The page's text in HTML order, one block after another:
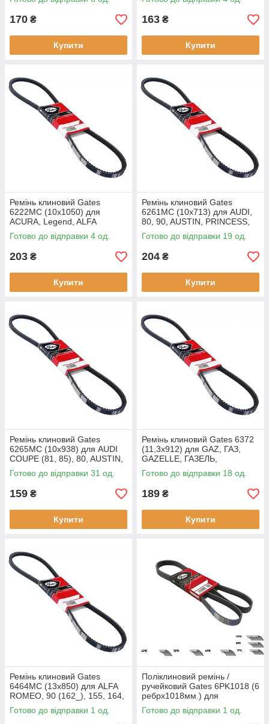
(902_, 904_, 901_), 33
170 ₴
Купити
AUDI, 100 (C1), 100, BMW, 3
163 ₴
Купити
Ремінь клиновий Gates
6222MC (10х1050) для
ACURA, Legend, ALFA
ROMEO, GIULIA (105_),
AUSTIN, PRINCESS 2,
AMBASSADOR, CHRYSLER,
ES,
Готово до відправки 4 од.
203 ₴
Купити
Ремінь клиновий Gates
6261MC (10х713) для AUDI,
80, 90, AUSTIN, PRINCESS,
MONTEGO (XE), MAESTRO
(XC), CITROEN, AX, Berlingo,
Готово до відправки 19 од.
204 ₴
Купити
Ремінь клиновий Gates
6265MC (10х938) для AUDI
COUPE (81, 85), 80, AUSTIN,
MONTEGO XE, XC,
CHEVROLET CAPRICE
Готово до відправки 31 од.
159 ₴
Купити
Ремінь клиновий Gates 6372
(11,3х912) для GAZ, ГАЗ,
GAZELLE, ГАЗЕЛЬ,
VOLKSWAGEN
TRANSPORTER I-II,
KAEFER,оригінальні номери:
Готово до відправки 18 од.
189 ₴
Купити
Ремінь клиновий Gates
6464MC (13х850) для ALFA
ROMEO, 90 (162_), 155, 164,
75, ARO, 240-244, BMW, 3
Series, 5 Series, 7 Series,
Готово до відправки 1 од.
Поліклиновий ремінь /
ручейковий Gates 6PK1018 (6
ребрх1018мм.) для
CHRYSLER Voyager, DODGE,
Caravan, FORD Escort, LADA,
Готово до відправки 1 од.